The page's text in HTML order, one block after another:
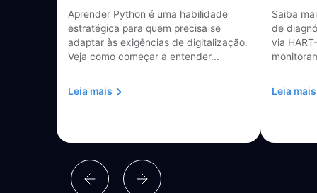
Aprender Python é uma habilidade
estratégica para quem precisa se
adaptar às exigências de digitalização.
Veja como começar a entender...
Leia mais
Saiba
de
via
Leia mais